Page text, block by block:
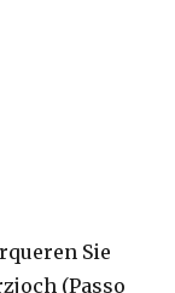
Sie
(Passo